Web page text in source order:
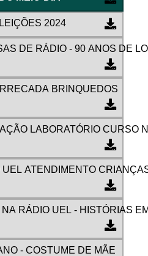
2024
DE RÁDIO - 90 ANOS DE
BRINQUEDOS
LABORATÓRIO CURSO
ATENDIMENTO
RÁDIO UEL - HISTÓRIAS
- COSTUME DE MÃE